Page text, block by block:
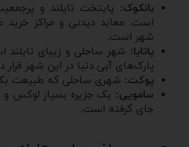
بانکوک: پایتخت تایلند و
است. معابد دیدنی و مراکز خرید
شهر است.
پاتایا: شهر ساحلی و زیبای
پارک‌های آبی دنیا در این شهر قرار
پوکت: شهری ساحلی که طبیعت
سامویی: یک جزیره بسیار لوکس و
جای گرفته است.